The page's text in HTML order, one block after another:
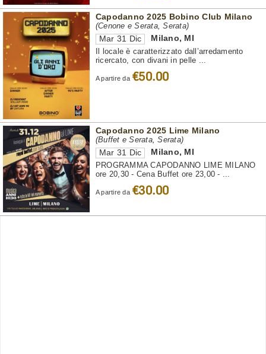
Capodanno 2025 Bobino Club Milano
(Cenone e Serata, Serata)
Mar 31 Dic Milano, MI
Il locale è caratterizzato dall’arredamento
ricercato, con divani in pelle ...
A partire da €50.00
Capodanno 2025 Lime Milano
(Buffet e Serata, Serata)
Mar 31 Dic Milano, MI
PROGRAMMA CAPODANNO LIME MILANO
ore 20,30 - Cena Buffet ore 23,00 - ...
A partire da €30.00